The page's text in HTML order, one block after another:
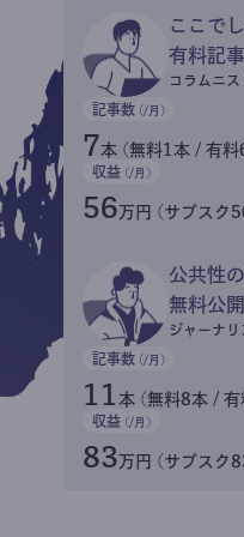
ここで
有料記
コラムニス
記事数 (/月)
7本 (無料1本 / 有料
収益 (/月)
56万円 (サブスク
公共性
無料公
ジャーナリ
記事数 (/月)
11 本 (無料8本 / 有
収益 (/月)
83万円 (サブスク